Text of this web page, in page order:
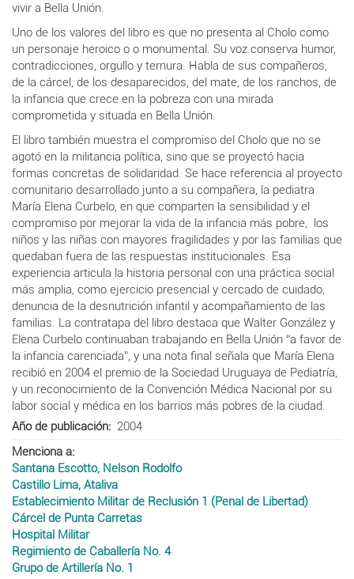
vivir a Bella Unión.
Uno de los valores del libro es que no presenta al Cholo como
un personaje heroico o o monumental. Su voz conserva humor,
contradicciones, orgullo y ternura. Habla de sus compañeros,
de la cárcel, de los desaparecidos, del mate, de los ranchos, de
la infancia que crece en la pobreza con una mirada
comprometida y situada en Bella Unión.
El libro también muestra el compromiso del Cholo que no se
agotó en la militancia política, sino que se proyectó hacia
formas concretas de solidaridad. Se hace referencia al proyecto
comunitario desarrollado junto a su compañera, la pediatra
María Elena Curbelo, en que comparten la sensibilidad y el
compromiso por mejorar la vida de la infancia más pobre, los
niños y las niñas con mayores fragilidades y por las familias que
quedaban fuera de las respuestas institucionales. Esa
experiencia articula la historia personal con una práctica social
más amplia, como ejercicio presencial y cercado de cuidado,
denuncia de la desnutrición infantil y acompañamiento de las
familias. La contratapa del libro destaca que Walter González y
Elena Curbelo continuaban trabajando en Bella Unión “a favor de
la infancia carenciada”, y una nota final señala que María Elena
recibió en 2004 el premio de la Sociedad Uruguaya de Pediatría,
y un reconocimiento de la Convención Médica Nacional por su
labor social y médica en los barrios más pobres de la ciudad.
Año de publicación
2004
Menciona a
Santana Escotto, Nelson Rodolfo
Castillo Lima, Ataliva
Establecimiento Militar de Reclusión 1 (Penal de Libertad)
Cárcel de Punta Carretas
Hospital Militar
Regimiento de Caballería No. 4
Grupo de Artillería No. 1